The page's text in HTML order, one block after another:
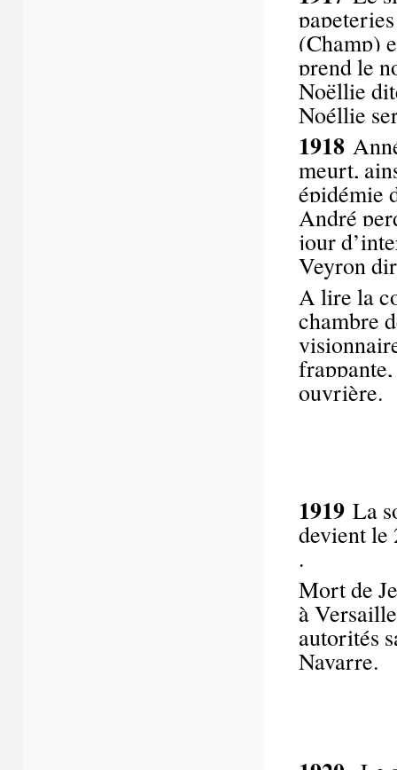
(Champ)
prend le
Noëllie
Noéllie
1918
meurt,
épidémie
André
jour
Veyron
A lire la
chambre
ouvrière.
1919 La
devient le
Mort de
à
autorités